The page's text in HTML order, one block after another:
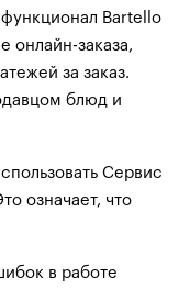
Bartello
онлайн-заказа,
за заказ.
блюд и
Сервис
означает, что
в работе